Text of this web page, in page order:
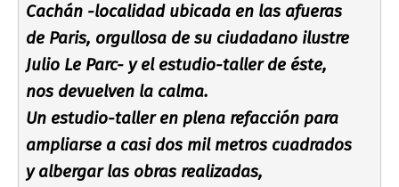
Cachán -localidad ubicada en las afueras
de Paris, orgullosa de su ciudadano ilustre
Julio Le Parc- y el estudio-taller de éste,
nos devuelven la calma.
Un estudio-taller en plena refacción para
ampliarse a casi dos mil metros cuadrados
y albergar las obras realizadas,